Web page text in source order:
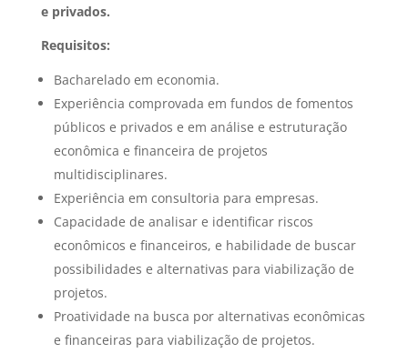
e privados.
Requisitos:
Bacharelado em economia.
Experiência comprovada em fundos de fomentos
públicos e privados e em análise e estruturação
econômica e financeira de projetos
multidisciplinares.
Experiência em consultoria para empresas.
Capacidade de analisar e identificar riscos
econômicos e financeiros, e habilidade de buscar
possibilidades e alternativas para viabilização de
projetos.
Proatividade na busca por alternativas econômicas
e financeiras para viabilização de projetos.